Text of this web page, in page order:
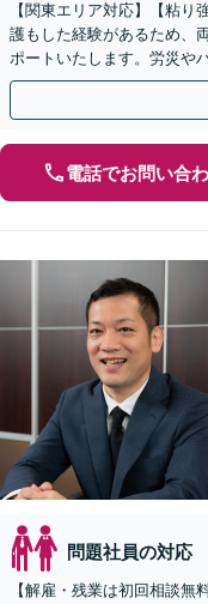
【関東エリア対応】【粘
護もした経験があるため、
ポートいたします。労災や
ご相談ください【休日・夜
電話でお問い合
問題社員の対応
【解雇・残業は初回相談